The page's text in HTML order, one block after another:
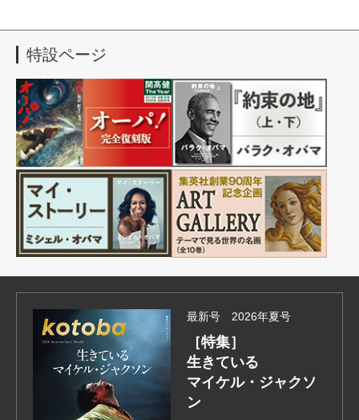
特設ページ
最新号 2026年夏号
［特集］
生きている
マイケル・ジャクソ
ン